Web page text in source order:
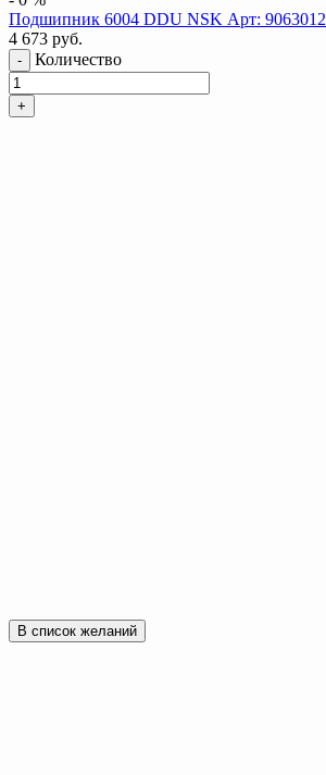
Подшипник 6004 DDU NSK Арт: 9063012
4 673 руб.
- Количество
+
В список желаний